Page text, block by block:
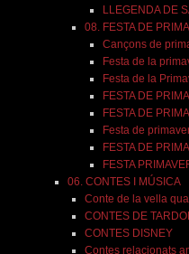
LLEGENDA DE
08. FESTA DE
Cançons de
Festa de la
Festa de la
FESTA DE
FESTA DE
Festa de
FESTA DE
FESTA
06. CONTES I MÚSICA
Conte de la vella
CONTES DE
CONTES DISNEY
Contes relacionats